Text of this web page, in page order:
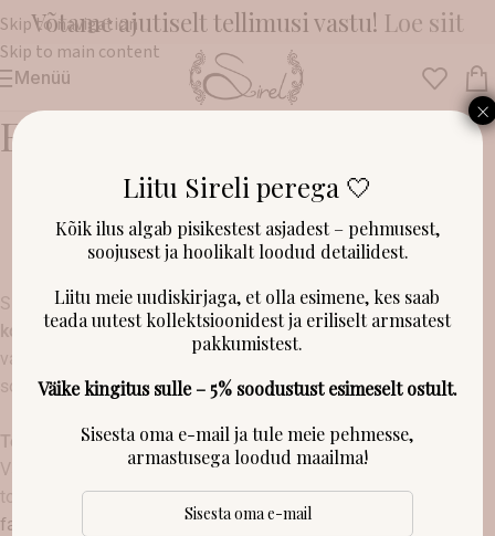
Skip to navigation
Skip to main content
Võtame ajutiselt tellimusi vastu! Loe siit
Menüü
Eritellimuskangad
ERITELLIMUSTEKS MÕELDUD
PUUVILLASED KANGAD
Siit leiad puuvillased kangad, midatellime ainult kindla soovi
korral spetsiaalselt Sinu jaoks. Nendest toodetest
valmistame KÕIKI valikus olevaid kaunitare (välja arvatud
softshelle).
Tellimiseks:
Vali meelepärane kangas, saada see meile soovitud
tooteinfoga sirel@sirelboutique.com või saada läbi
facebooki või instagrami!
Liitu Sireli perega 🤍
Kõik ilus algab pisikestest asjadest – pehmusest,
soojusest ja hoolikalt loodud detailidest.
Liitu meie uudiskirjaga, et olla esimene, kes saab
teada uutest kollektsioonidest ja eriliselt armsatest
pakkumistest.
Väike kingitus sulle – 5% soodustust esimeselt ostult.
Sisesta oma e-mail ja tule meie pehmesse,
armastusega loodud maailma!
×